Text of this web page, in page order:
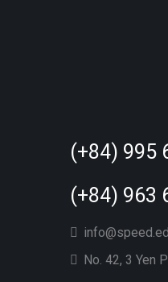
(+84) 995
(+84) 963
No. 42, 3 Yen